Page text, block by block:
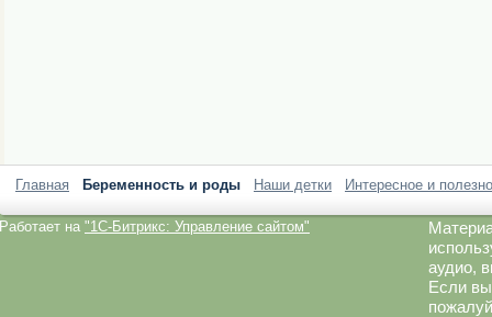
Главная Беременность и роды Наши детки Интересное и
Работает на "1C-Битрикс: Управление сайтом"
аудио,
Если вы